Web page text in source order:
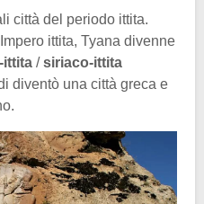
città del periodo ittita.
ittita, Tyana divenne
ittita /siriaco-ittita
diventò una città greca e